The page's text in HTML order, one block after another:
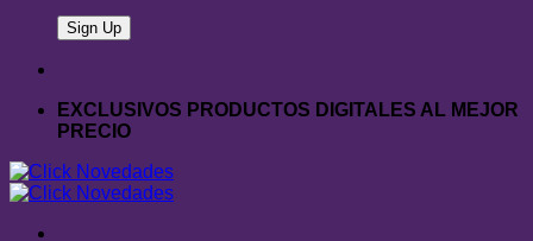
EXCLUSIVOS PRODUCTOS DIGITALES AL MEJOR
PRECIO